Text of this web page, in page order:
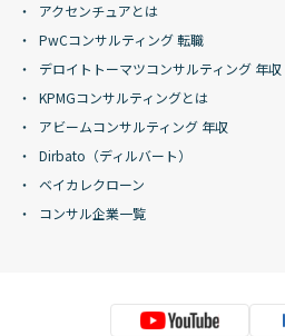
アクセンチュアとは
PwCコンサルティング 転職
デロイトトーマツコンサルティング 年収
KPMGコンサルティングとは
アビームコンサルティング 年収
Dirbato（ディルバート）
ベイカレクローン
コンサル企業一覧